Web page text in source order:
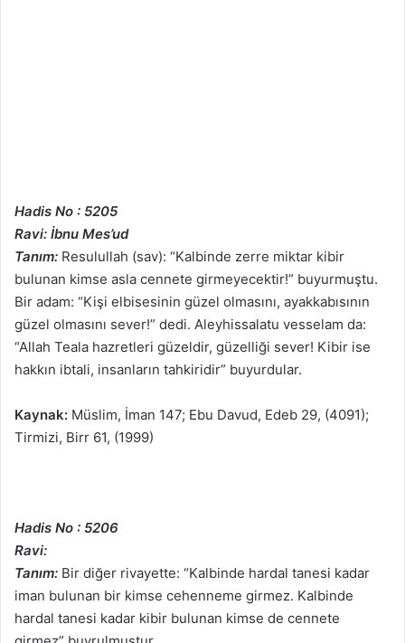
Hadis No : 5205
Ravi: İbnu Mes’ud
Tanım: Resulullah (sav): “Kalbinde zerre miktar kibir
bulunan kimse asla cennete girmeyecektir!” buyurmuştu.
Bir adam: “Kişi elbisesinin güzel olmasını, ayakkabısının
güzel olmasını sever!” dedi. Aleyhissalatu vesselam da:
“Allah Teala hazretleri güzeldir, güzelliği sever! Kibir ise
hakkın ibtali, insanların tahkiridir” buyurdular.
Kaynak: Müslim, İman 147; Ebu Davud, Edeb 29, (4091);
Tirmizi, Birr 61, (1999)
Hadis No : 5206
Ravi:
Tanım: Bir diğer rivayette: “Kalbinde hardal tanesi kadar
iman bulunan bir kimse cehenneme girmez. Kalbinde
hardal tanesi kadar kibir bulunan kimse de cennete